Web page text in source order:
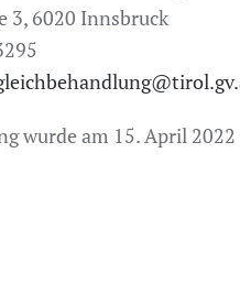
3, 6020 Innsbruck
wurde am 15. April